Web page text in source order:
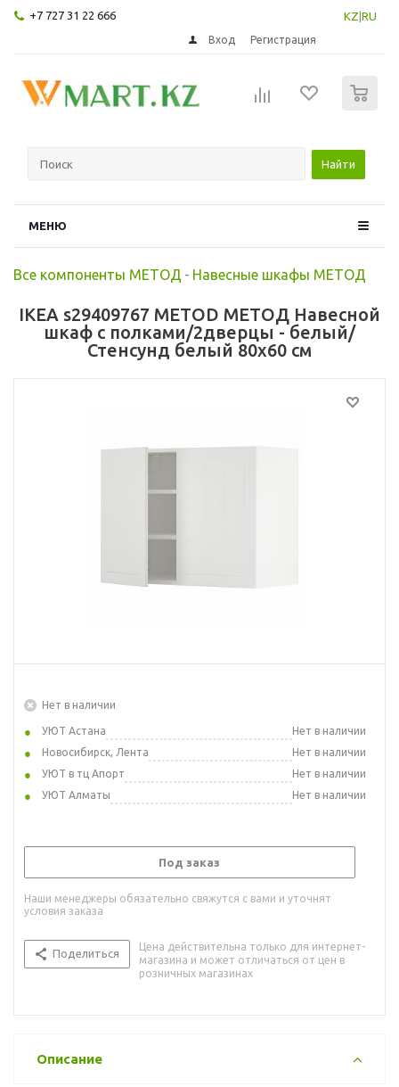
+7 727 31 22 666 KZ RU
Вход Регистрация
Найти
МЕНЮ
Все компоненты МЕТОД - Навесные шкафы МЕТОД
IKEA s29409767 METOD МЕТОД Навесной
шкаф с полками/2дверцы - белый/
Стенсунд белый 80x60 см
Нет в наличии
УЮТ Астана
Нет в наличии
Новосибирск, Лента
Нет в наличии
УЮТ в тц Апорт
Нет в наличии
УЮТ Алматы
Нет в наличии
Под заказ
Наши менеджеры обязательно свяжутся с вами и уточнят
условия заказа
Поделиться
Цена действительна только для интернет-
магазина и может отличаться от цен в
розничных магазинах
Описание